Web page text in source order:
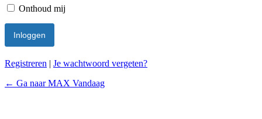
Onthoud mij
Registreren | Je wachtwoord vergeten?
← Ga naar MAX Vandaag